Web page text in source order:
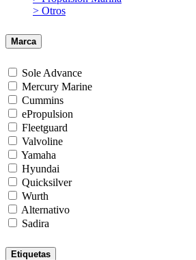
> Otros
Marca
Sole Advance
Mercury Marine
Cummins
ePropulsion
Fleetguard
Valvoline
Yamaha
Hyundai
Quicksilver
Wurth
Alternativo
Sadira
Etiquetas